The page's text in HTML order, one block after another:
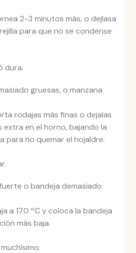
2-3 minutos más, o dejlasa
para que no se condense
dura.
gruesas, o manzana
rodajas más finas o dejalas
extra en el horno, bajando la
para no quemar el hojaldre.
o bandeja demasiado
a 170 ºC y coloca la bandeja
más baja.